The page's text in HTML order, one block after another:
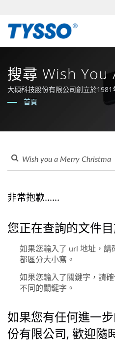
搜尋 Wish You
Christmas
Year | 大碩科
大碩科技股份有限公司創立於
卡機、收據印表機、POS主機及周
TYSSO行銷國際。結合多年的實
品質，不斷研發並提供更好的產
首頁
非常抱歉......
您正在查詢的文件
如果您輸入了 url 地址，請
都區分大小寫。
如果您輸入了關鍵字，請
不同的關鍵字。
如果您有任何進一
份有限公司, 歡迎隨